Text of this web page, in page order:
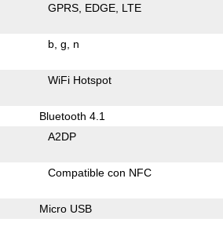
GPRS EDGE LTE
b g n
WiFi Hotspot
Bluetooth 4.1
A2DP
Compatible con NFC
Micro USB